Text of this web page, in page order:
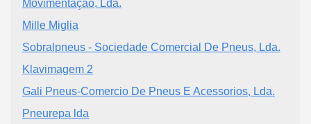
Movimentação, Lda.
Mille Miglia
Sobralpneus - Sociedade Comercial De Pneus, Lda.
Klavimagem 2
Gali Pneus-Comercio De Pneus E Acessorios, Lda.
Pneurepa lda